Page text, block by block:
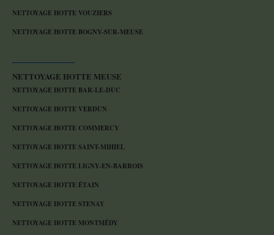
NETTOYAGE HOTTE VOUZIERS
NETTOYAGE HOTTE BOGNY-SUR-MEUSE
NETTOYAGE HOTTE MEUSE
NETTOYAGE HOTTE BAR-LE-DUC
NETTOYAGE HOTTE VERDUN
NETTOYAGE HOTTE COMMERCY
NETTOYAGE HOTTE SAINT-MIHIEL
NETTOYAGE HOTTE LIGNY-EN-BARROIS
NETTOYAGE HOTTE ÉTAIN
NETTOYAGE HOTTE STENAY
NETTOYAGE HOTTE MONTMÉDY